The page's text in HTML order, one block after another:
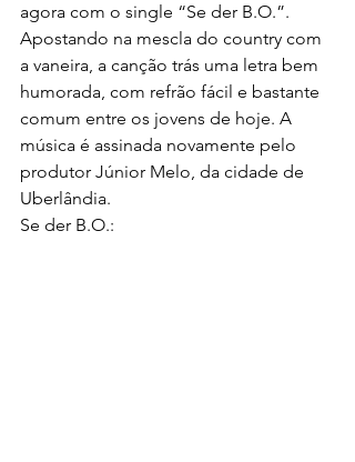
agora com o single “Se der B.O.”.
Apostando na mescla do country com
a vaneira, a canção trás uma letra bem
humorada, com refrão fácil e bastante
comum entre os jovens de hoje. A
música é assinada novamente pelo
produtor Júnior Melo, da cidade de
Uberlândia.
Se der B.O.: